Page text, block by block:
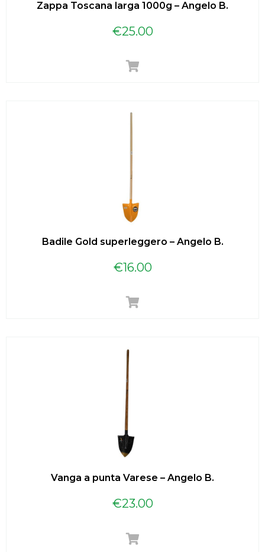
Zappa Toscana larga 1000g – Angelo B.
€25.00
Badile Gold superleggero – Angelo B.
€16.00
Vanga a punta Varese – Angelo B.
€23.00